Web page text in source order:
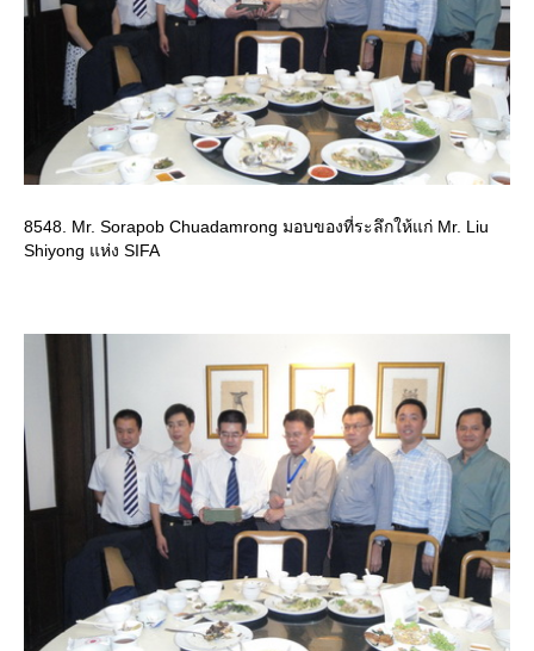
8548. Mr. Sorapob Chuadamrong มอบของที่ระลึกให้แก่ Mr. Liu
Shiyong แห่ง SIFA